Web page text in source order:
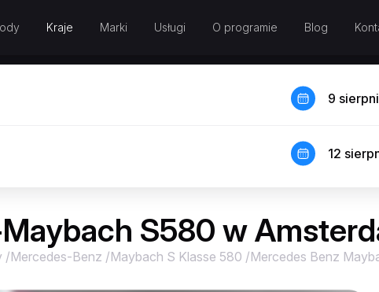
Kraje Marki Usługi O programie Blog
9
12
S580 w
/Mercedes-Benz /Maybach S Klasse 580 /Mercedes Benz